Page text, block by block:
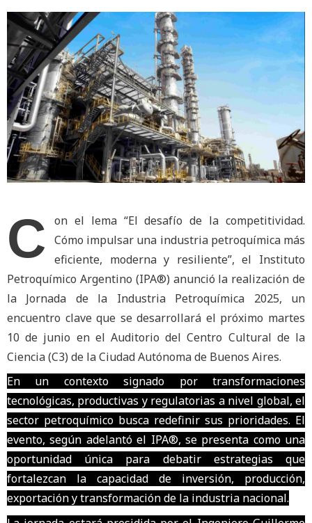
C
on el lema “El desafío de la competitividad.
Cómo impulsar una industria petroquímica más
eficiente, moderna y resiliente”, el Instituto
Petroquímico Argentino (IPA®) anunció la realización de
la Jornada de la Industria Petroquímica 2025, un
encuentro clave que se desarrollará el próximo martes
10 de junio en el Auditorio del Centro Cultural de la
Ciencia (C3) de la Ciudad Autónoma de Buenos Aires.
En un contexto signado por transformaciones
tecnológicas, productivas y regulatorias a nivel global, el
sector petroquímico busca redefinir sus prioridades. El
evento, según adelantó el IPA®, se presenta como una
oportunidad única para debatir estrategias que
fortalezcan la capacidad de inversión, producción,
exportación y transformación de la industria nacional.